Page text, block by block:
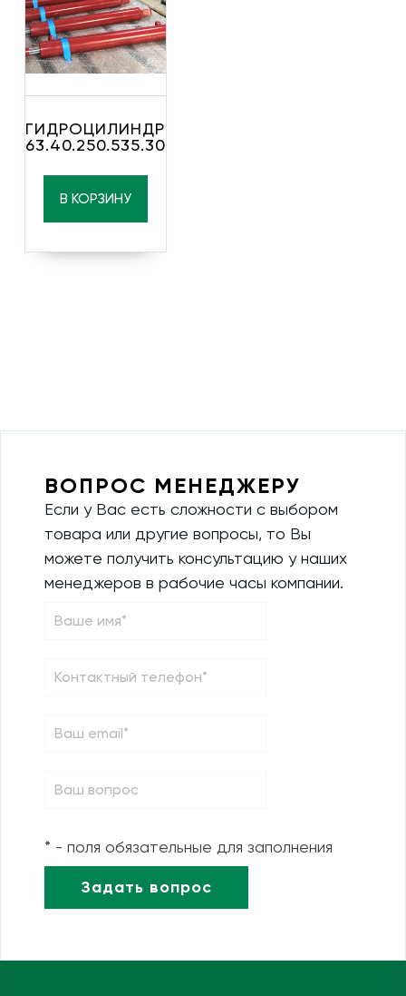
ГИДРОЦИЛИНДР
63.40.250.535.30
В КОРЗИНУ
ВОПРОС МЕНЕДЖЕРУ
Если у Вас есть сложности с выбором
товара или другие вопросы, то Вы
можете получить консультацию у наших
менеджеров в рабочие часы компании.
* - поля обязательные для заполнения